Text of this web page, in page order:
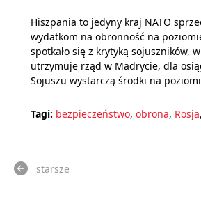
Hiszpania to jedyny kraj NATO
wydatkom na obronność na
spotkało się z krytyką sojuszników,
utrzymuje rząd w Madrycie, dla
Sojuszu wystarczą środki na
Tagi: bezpieczeństwo, obrona, Rosja,
starsze